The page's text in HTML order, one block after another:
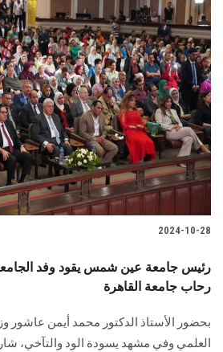
2024-10-28
رئيس جامعة عين شمس يقود وفد
رحاب جامعة القاهرة
بحضور الأستاذ الدكتور محمد أيمن عاشور
العلمي وفي مشهد يسودة الود